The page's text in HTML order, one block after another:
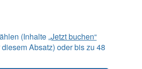
(Inhalte„Jetzt buchen“
Absatz) oder bis zu 48